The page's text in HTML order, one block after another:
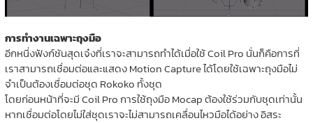
การทำงานเฉพาะถุงมือ
อีกหนึ่งฟังก์ชันสุดเจ๋งที่เราจะสามารถทำได้เมื่อใช้ Coil Pro นั่นก็คือการที่
เราสามารถเชื่อมต่อและแสดง Motion Capture ได้โดยใช้เฉพาะถุงมือไม่
จำเป็นต้องเชื่อมต่อชุด Rokoko ทั้งชุด
โดยก่อนหน้าที่จะมี Coil Pro การใช้ถุงมือ Mocap ต้องใช้ร่วมกับชุดเท่านั้น
หากเชื่อมต่อโดยไม่ใส่ชุดเราจะไม่สามารถเคลื่อนไหวมือได้อย่าง อิสระ